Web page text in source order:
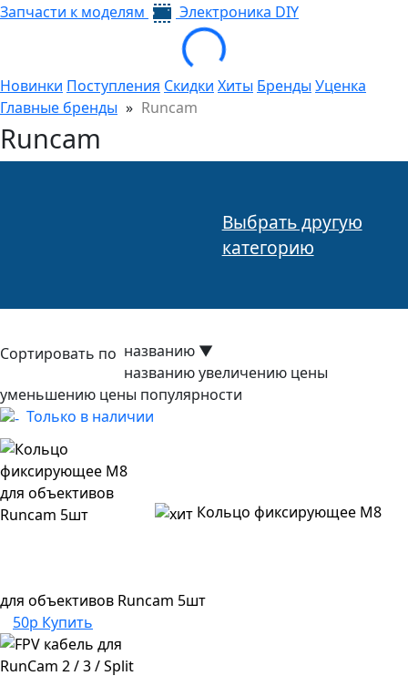
Запчасти к моделям
Электроника DIY
Loading...
Новинки Поступления Скидки Хиты Бренды Уценка
Главные бренды » Runcam
Runcam
Выбрать другую
категорию
Сортировать по названию ▼
названиюувеличению цены
уменьшению цены популярности
Только в наличии
Кольцо фиксирующее M8
для объективов Runcam 5шт
50р Купить